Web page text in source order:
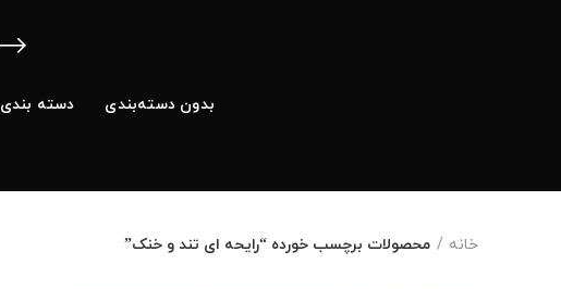
بدون دسته‌بندی دسته بندی
خانه محصولات برچسب خورده “رایحه ای تند و خنک”